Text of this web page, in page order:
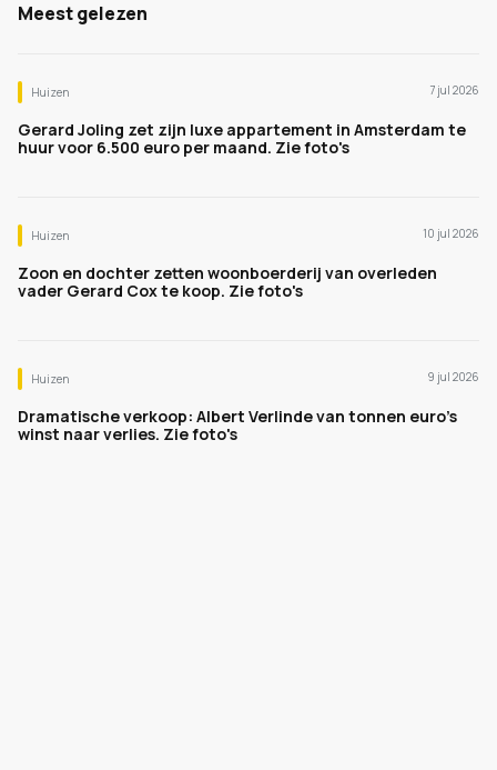
Meest gelezen
Huizen 7 jul 2026
Gerard Joling zet zijn luxe appartement in Amsterdam te
huur voor 6.500 euro per maand. Zie foto's
Huizen 10 jul 2026
Zoon en dochter zetten woonboerderij van overleden
vader Gerard Cox te koop. Zie foto's
Huizen 9 jul 2026
Dramatische verkoop: Albert Verlinde van tonnen euro's
winst naar verlies. Zie foto's